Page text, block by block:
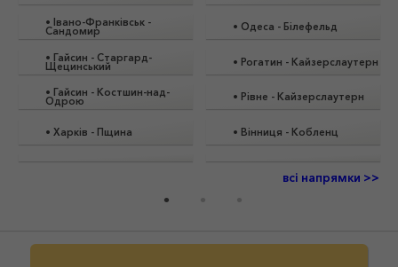
• Івано-Франківськ-
Сандомир
• Гайсин - Старгард-
Щецинський
• Гайсин - Костшин-над-
Одрою
• Харків - Пщина
• Одеса - Білефельд
• Рогатин - Кайзерслаутерн
• Рівне - Кайзерслаутерн
• Вінниця - Кобленц
всі напрямки >>